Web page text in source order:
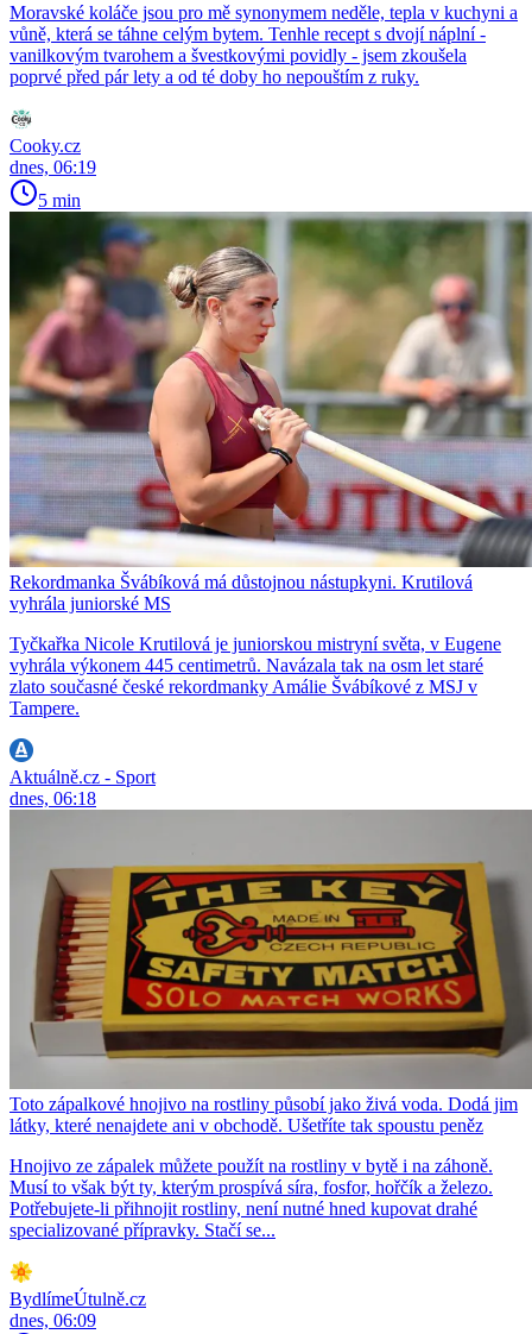
Moravské koláče jsou pro mě synonymem neděle, tepla v kuchyni a
vůně, která se táhne celým bytem. Tenhle recept s dvojí náplní -
vanilkovým tvarohem a švestkovými povidly - jsem zkoušela
poprvé před pár lety a od té doby ho nepouštím z ruky.
Cooky.cz
dnes, 06:19
5 min
Rekordmanka Švábíková má důstojnou nástupkyni. Krutilová
vyhrála juniorské MS
Tyčkařka Nicole Krutilová je juniorskou mistryní světa, v Eugene
vyhrála výkonem 445 centimetrů. Navázala tak na osm let staré
zlato současné české rekordmanky Amálie Švábíkové z MSJ v
Tampere.
Aktuálně.cz - Sport
dnes, 06:18
Toto zápalkové hnojivo na rostliny působí jako živá voda. Dodá jim
látky, které nenajdete ani v obchodě. Ušetříte tak spoustu peněz
Hnojivo ze zápalek můžete použít na rostliny v bytě i na záhoně.
Musí to však být ty, kterým prospívá síra, fosfor, hořčík a železo.
Potřebujete-li přihnojit rostliny, není nutné hned kupovat drahé
specializované přípravky. Stačí se...
BydlímeÚtulně.cz
dnes, 06:09